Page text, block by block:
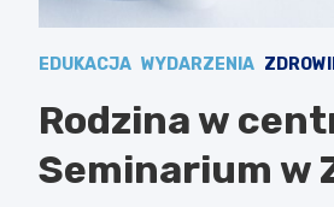
EDUKACJA WYDARZENIA
Rodzina w
Seminarium w